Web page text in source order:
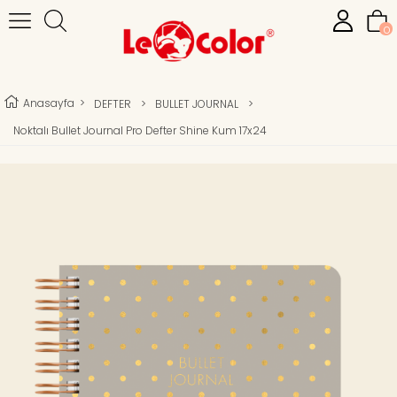
0
Anasayfa > DEFTER > BULLET JOURNAL
>
Noktalı Bullet Journal Pro Defter Shine Kum 17x24